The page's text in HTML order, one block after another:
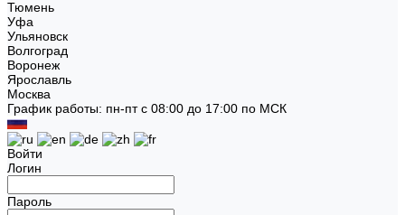
Тюмень
Уфа
Ульяновск
Волгоград
Воронеж
Ярославль
Москва
График работы: пн-пт с 08:00 до 17:00 по МСК
Войти
Логин
Пароль